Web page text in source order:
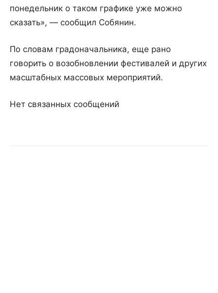
понедельник о таком графике уже можно
сказать», — сообщил Собянин.
По словам градоначальника, еще рано
говорить о возобновлении фестивалей и других
масштабных массовых мероприятий.
Нет связанных сообщений